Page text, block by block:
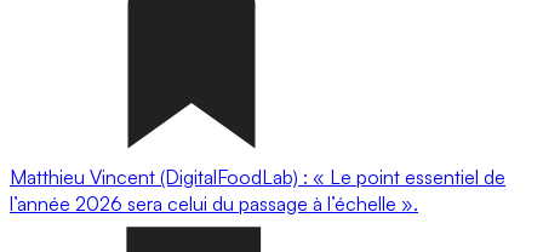
Matthieu Vincent (DigitalFoodLab) : « Le point essentiel de
l’année 2026 sera celui du passage à l’échelle ».